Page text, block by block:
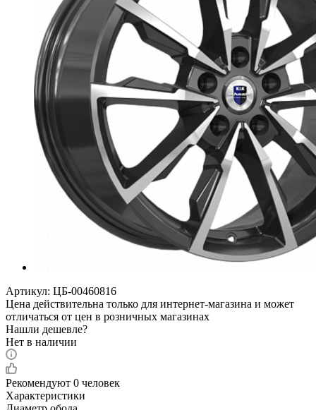
Артикул: ЦБ-00460816
Цена действительна только для интернет-магазина и может
отличаться от цен в розничных магазинах
Нашли дешевле?
Нет в наличии
Рекомендуют 0 человек
Характеристики